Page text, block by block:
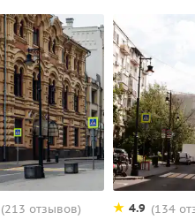
(213 отзывов) 4.9 (134